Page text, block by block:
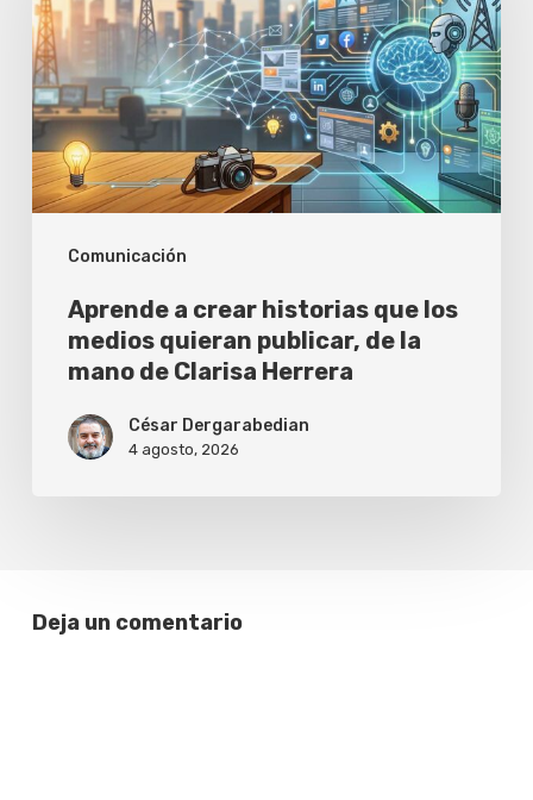
Comunicación
historias
que
los
medios
quieran
publicar,
mano
Clarisa
Herrera
Aprende a crear historias que los
medios quieran publicar, de la
mano de Clarisa Herrera
César Dergarabedian
4 agosto, 2026
Deja un comentario